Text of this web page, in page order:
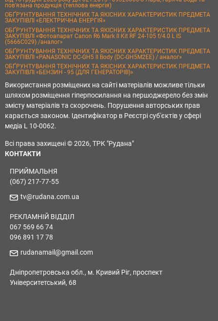
пов’язана продукція (теплова енергія)
ОБҐРУНТУВАННЯ ТЕХНІЧНИХ ТА ЯКІСНИХ ХАРАКТЕРИСТИК ПРЕДМЕТА
ЗАКУПІВЛІ «ЕЛЕКТРИЧНА ЕНЕРГІЯ»
ОБҐРУНТУВАННЯ ТЕХНІЧНИХ ТА ЯКІСНИХ ХАРАКТЕРИСТИК ПРЕДМЕТА
ЗАКУПІВЛІ «Фотоапарат Canon R6 Mark II Kit RF 24-105 f/4.0 L IS
(5666C029) /аналог»
ОБҐРУНТУВАННЯ ТЕХНІЧНИХ ТА ЯКІСНИХ ХАРАКТЕРИСТИК ПРЕДМЕТА
ЗАКУПІВЛІ «PANASONIC DC-GH5 II Body (DC-GH5M2EE) / аналог»
ОБҐРУНТУВАННЯ ТЕХНІЧНИХ ТА ЯКІСНИХ ХАРАКТЕРИСТИК ПРЕДМЕТА
ЗАКУПІВЛІ «БЕНЗИН - 95 (ДЛЯ ГЕНЕРАТОРІВ)»
Використання розміщених на сайті матеріалів можливе тільки
шляхом розміщення гіперпосилання на першоджерело без змін
змісту матеріалів та скорочень. Порушення авторських прав
карається законом. Ідентифікатор в Реєстрі суб'єктів у сфері
медіа L 10-0062.
Всі права захищені © 2026, ТРК "Рудана"
КОНТАКТИ
ПРИЙМАЛЬНЯ
(067) 217-77-55
tv@rudana.com.ua
РЕКЛАМНІЙ ВІДДІЛ
067 569 66 74
096 891 17 78
rudanamail@gmail.com
Дніпропетровська обл., м. Кривий Ріг, проспект
Університетський, 68